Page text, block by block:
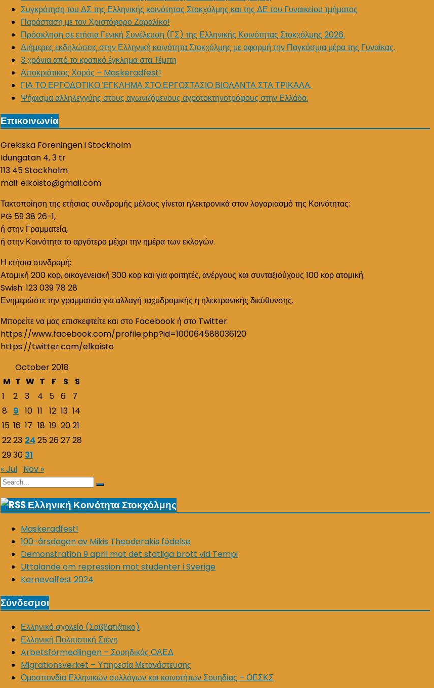
Συγκρότηση του ΔΣ της Ελληνικής κοινότητας Στοκχόλμης και της ΔΕ του Γυναικείου τμήματος
Παράσταση με τον Χριστόφορο Ζαραλίκο!
Πρόσκληση σε ετήσια Γενική Συνέλευση (ΓΣ) της Ελληνικής Κοινότητας Στοκχόλμης 2026.
Διήμερες εκδηλώσεις στην Ελληνική κοινότητα Στοκχόλμης με αφορμή την Παγκόσμια μέρα της Γυναίκας.
3 χρόνια από το κρατικό έγκλημα στα Τέμπη
Αποκριάτικος Χορός – Maskeradfest!
ΓΙΑ ΤΟ ΕΡΓΟΔΟΤΙΚΟ ΈΓΚΛΗΜΑ ΣΤΟ ΕΡΓΟΣΤΑΣΙΟ ΒΙΟΛΑΝΤΑ ΣΤΑ ΤΡΙΚΑΛΑ.
Ψήφισμα αλληλεγγύης στους αγωνιζόμενους αγροτοκτηνοτρόφους στην Ελλάδα.
Επικοινωνία
Grekiska Föreningen i Stockholm
Idungatan 4, 3 tr
113 45 Stockholm
mail: elkoisto@gmail.com
Τακτοποίηση της ετήσιας συνδρομής μέλους γίνεται ηλεκτρονικά στον λογαριασμό της Κοινότητας:
PG 59 38 26-1,
ή στην Γραμματεία,
ή στην Κοινότητα το αργότερο μέχρι την ημέρα των εκλογών.
Η ετήσια συνδρομή:
Ατομική 200 κορ, οικογενειακή 300 κορ και για φοιτητές, ανέργους και συνταξιούχους 100 κορ ατομική.
Swish: 123 039 78 28
Ενημερώστε την γραμματεία για αλλαγή ταχυδρομικής η ηλεκτρονικής διεύθυνσης.
Μπορείτε να μας επισκεφτείτε και στο Facebook ή στο Twitter
https://www.facebook.com/profile.php?id=100064588036120
https://twitter.com/elkoisto
October 2018
M T W T F S
S
1
2 3 4 5 6
7
8
9 10 11 12 13 14
15 16 17 18 19 2021
2223 24 2526 27 28
2930 31
« Jul Nov »
Search
Search
Ελληνική Κοινότητα Στοκχόλμης
Maskeradfest!
100-årsdagen av Mikis Theodorakis födelse
Demonstration 9 april mot det statliga brott vid Tempi
Uttalande om repression mot studenter i Sverige
Karnevalfest 2024
Σύνδεσμοι
Ελληνικό σχολείο (Σαββατιάτικο)
Ελληνική Πολιτιστική Στέγη
Arbetsförmedlingen – Σουηδικός ΟΑΕΔ
Migrationsverket – Υπηρεσία Μετανάστευσης
Ομοσπονδία Ελληνικών συλλόγων και κοινοτήτων Σουηδίας – ΟΕΣΚΣ